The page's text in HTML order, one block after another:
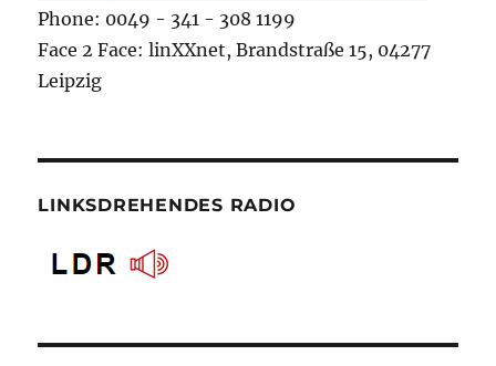
Phone: 0049 - 341 - 308 1199
Face 2 Face: linXXnet, Brandstraße 15, 04277
Leipzig
LINKSDREHENDES RADIO